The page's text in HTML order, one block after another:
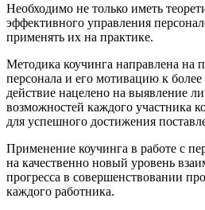
Необходимо не только иметь
эффективного управления
применять их на практике.
Методика коучинга направлена на
персонала и его мотивацию к
действие нацелено на выявление
возможностей каждого участника
для успешного достижения
Применение коучинга в работе с
на качественно новый уровень
прогресса в совершенствовании
каждого работника.